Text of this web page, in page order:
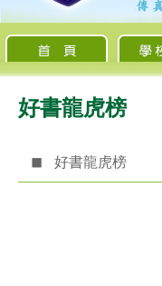
好書龍虎榜
好書龍虎榜